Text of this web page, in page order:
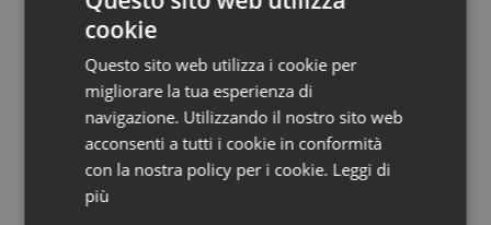
Se queste considerazioni riguardano l’intero ambito
delle cure primarie, assumono una rilevanza ancora
maggiore quando si parla di età pediatrica.
D’Avinoha ricordato come il territorio rappresenti un
osservatorio privilegiato anche per la ricerca nei minori
e come la pediatria di famiglia disponga di reti
professionali già presenti in tutte le regioni. Eppure, ha
osservato, queste risorse vengono ancora coinvolte
cookie
Questo sito web utilizza i cookie per
migliorare la tua esperienza di
navigazione. Utilizzando il nostro sito web
acconsenti a tutti i cookie in conformità
con la nostra policy per i cookie. Leggi di
più